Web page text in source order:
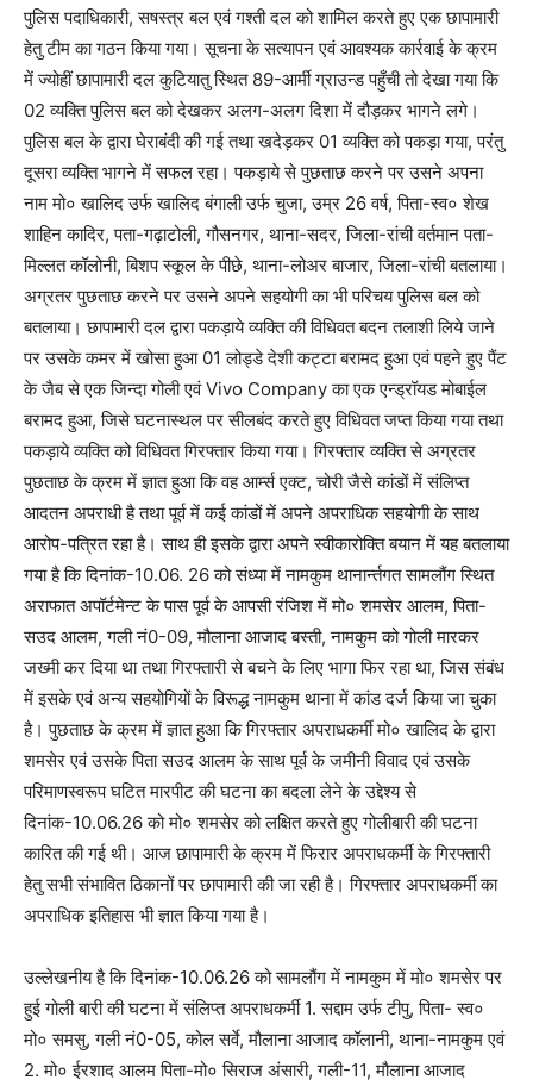
पुलिस पदाधिकारी, सषस्त्र बल एवं गश्ती दल को शामिल करते हुए एक छापामारी
हेतु टीम का गठन किया गया। सूचना के सत्यापन एवं आवश्यक कार्रवाई के क्रम
में ज्योहीं छापामारी दल कुटियातु स्थित 89-आर्मी ग्राउन्ड पहुँची तो देखा गया कि
02 व्यक्ति पुलिस बल को देखकर अलग-अलग दिशा में दौड़कर भागने लगे।
पुलिस बल के द्वारा घेराबंदी की गई तथा खदेड़कर 01 व्यक्ति को पकड़ा गया, परंतु
दूसरा व्यक्ति भागने में सफल रहा। पकड़ाये से पुछताछ करने पर उसने अपना
नाम मो० खालिद उर्फ खालिद बंगाली उर्फ चुजा, उम्र 26 वर्ष, पिता-स्व० शेख
शाहिन कादिर, पता-गढ़ाटोली, गौसनगर, थाना-सदर, जिला-रांची वर्तमान पता-
मिल्लत कॉलोनी, बिशप स्कूल के पीछे, थाना-लोअर बाजार, जिला-रांची बतलाया।
अग्रतर पुछताछ करने पर उसने अपने सहयोगी का भी परिचय पुलिस बल को
बतलाया। छापामारी दल द्वारा पकड़ाये व्यक्ति की विधिवत बदन तलाशी लिये जाने
पर उसके कमर में खोसा हुआ 01 लोड्डे देशी कट्टा बरामद हुआ एवं पहने हुए पैंट
के जैब से एक जिन्दा गोली एवं Vivo Company का एक एन्ड्रॉयड मोबाईल
बरामद हुआ, जिसे घटनास्थल पर सीलबंद करते हुए विधिवत जप्त किया गया तथा
पकड़ाये व्यक्ति को विधिवत गिरफ्तार किया गया। गिरफ्तार व्यक्ति से अग्रतर
पुछताछ के क्रम में ज्ञात हुआ कि वह आर्म्स एक्ट, चोरी जैसे कांडों में संलिप्त
आदतन अपराधी है तथा पूर्व में कई कांडों में अपने अपराधिक सहयोगी के साथ
आरोप-पत्रित रहा है। साथ ही इसके द्वारा अपने स्वीकारोक्ति बयान में यह बतलाया
गया है कि दिनांक-10.06. 26 को संध्या में नामकुम थानार्न्तगत सामलौंग स्थित
अराफात अपॉर्टमेन्ट के पास पूर्व के आपसी रंजिश में मो० शमसेर आलम, पिता-
सउद आलम, गली नं0-09, मौलाना आजाद बस्ती, नामकुम को गोली मारकर
जख्मी कर दिया था तथा गिरफ्तारी से बचने के लिए भागा फिर रहा था, जिस संबंध
में इसके एवं अन्य सहयोगियों के विरूद्ध नामकुम थाना में कांड दर्ज किया जा चुका
है। पुछताछ के क्रम में ज्ञात हुआ कि गिरफ्तार अपराधकर्मी मो० खालिद के द्वारा
शमसेर एवं उसके पिता सउद आलम के साथ पूर्व के जमीनी विवाद एवं उसके
परिमाणस्वरूप घटित मारपीट की घटना का बदला लेने के उद्देश्य से
दिनांक-10.06.26 को मो० शमसेर को लक्षित करते हुए गोलीबारी की घटना
कारित की गई थी। आज छापामारी के क्रम में फिरार अपराधकर्मी के गिरफ्तारी
हेतु सभी संभावित ठिकानों पर छापामारी की जा रही है। गिरफ्तार अपराधकर्मी का
अपराधिक इतिहास भी ज्ञात किया गया है।
उल्लेखनीय है कि दिनांक-10.06.26 को सामलौंग में नामकुम में मो० शमसेर पर
हुई गोली बारी की घटना में संलिप्त अपराधकर्मी 1. सद्दाम उर्फ टीपु, पिता- स्व०
मो० समसु, गली नं0-05, कोल सर्वे, मौलाना आजाद कॉलानी, थाना-नामकुम एवं
2. मो० ईरशाद आलम पिता-मो० सिराज अंसारी, गली-11, मौलाना आजाद